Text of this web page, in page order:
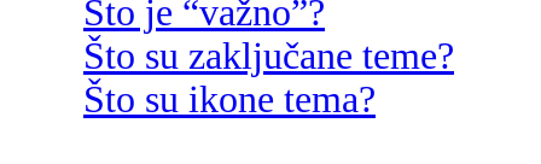
Što je “važno”?
Što su zaključane teme?
Što su ikone tema?